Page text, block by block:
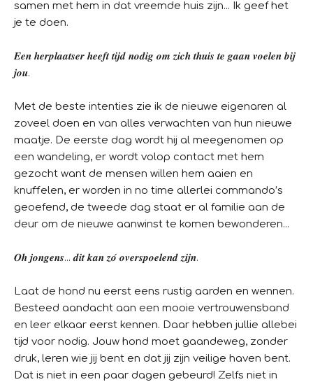
samen met hem in dat vreemde huis zijn... Ik geef het
je te doen.
𝑬𝒆𝒏 𝒉𝒆𝒓𝒑𝒍𝒂𝒂𝒕𝒔𝒆𝒓 𝒉𝒆𝒆𝒇𝒕 𝒕𝒊𝒋𝒅 𝒏𝒐𝒅𝒊𝒈 𝒐𝒎 𝒛𝒊𝒄𝒉 𝒕𝒉𝒖𝒊𝒔 𝒕𝒆 𝒈𝒂𝒂𝒏 𝒗𝒐𝒆𝒍𝒆𝒏 𝒃𝒊𝒋
𝒋𝒐𝒖.
Met de beste intenties zie ik de nieuwe eigenaren al
zoveel doen en van alles verwachten van hun nieuwe
maatje. De eerste dag wordt hij al meegenomen op
een wandeling, er wordt volop contact met hem
gezocht want de mensen willen hem aaien en
knuffelen, er worden in no time allerlei commando’s
geoefend, de tweede dag staat er al familie aan de
deur om de nieuwe aanwinst te komen bewonderen...
𝑶𝒉 𝒋𝒐𝒏𝒈𝒆𝒏𝒔... 𝒅𝒊𝒕 𝒌𝒂𝒏 𝒛𝒐́ 𝒐𝒗𝒆𝒓𝒔𝒑𝒐𝒆𝒍𝒆𝒏𝒅 𝒛𝒊𝒋𝒏.
Laat de hond nu eerst eens rustig aarden en wennen.
Besteed aandacht aan een mooie vertrouwensband
en leer elkaar eerst kennen. Daar hebben jullie allebei
tijd voor nodig. Jouw hond moet gaandeweg, zonder
druk, leren wie jij bent en dat jij zijn veilige haven bent.
Dat is niet in een paar dagen gebeurd! Zelfs niet in